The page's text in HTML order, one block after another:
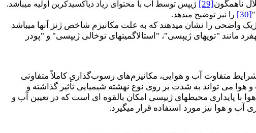
ناهمگون[29] ژیپس توسط آب با محتوای زیاد دی­اکسیدکربن اولیه می­باشد.
[30] را نیز توضیح می­دهد.
واضحی را نشان می­دهند که به علت مکانیزم شاخص ژنز آنها می­باشد
مانند "توپ­های ژیپسی"، "استالاگمیت­های توخالی ژیپسی" و "پودر
متفاوت آب و هوایی، مکانیزمهای رسوبگذاری کاملاً متفاوتی
و هوا می تواند به شدت بر روی نوع نهشته شیمیایی تأثیر گذاشته و
هوا با پایداری محیط­های ژیپسی امکان بالقوه ای است که در تعیین آب و